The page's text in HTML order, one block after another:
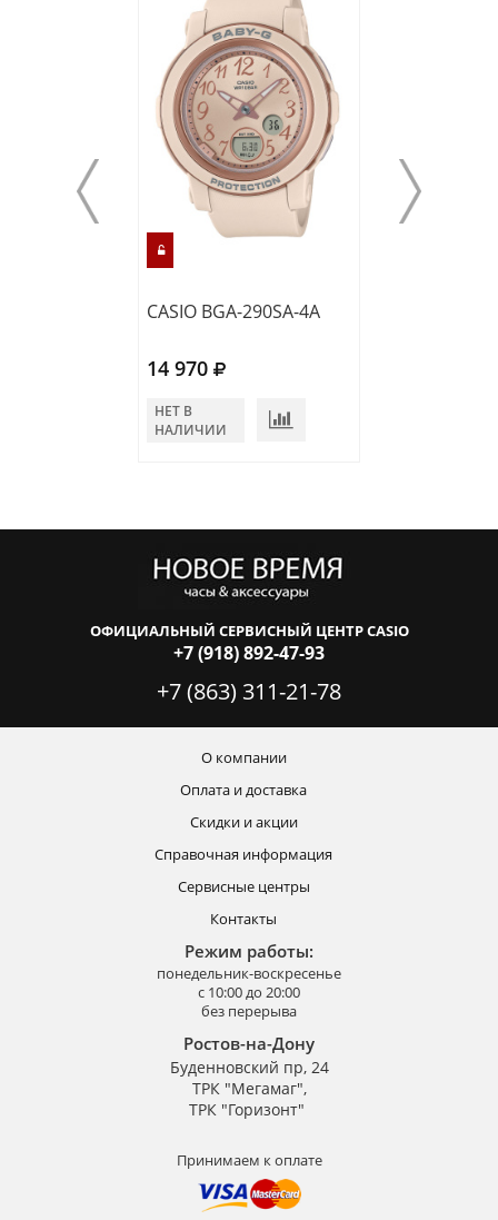
CASIO BGA-290SA-4A
14 970
НЕТ В
НАЛИЧИИ
ОФИЦИАЛЬНЫЙ СЕРВИСНЫЙ ЦЕНТР CASIO
+7 (918) 892-47-93
+7 (863) 311-21-78
О компании
Оплата и доставка
Скидки и акции
Справочная информация
Сервисные центры
Контакты
Режим работы:
понедельник-воскресенье
с 10:00 до 20:00
без перерыва
Ростов-на-Дону
Буденновский пр, 24
ТРК "Мегамаг",
ТРК "Горизонт"
Принимаем к оплате